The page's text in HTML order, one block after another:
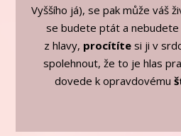
Vyššího já), se pak může váš
se budete ptát a
z hlavy, procítíte si ji v
spolehnout, že to je hlas
dovede k opravdovému